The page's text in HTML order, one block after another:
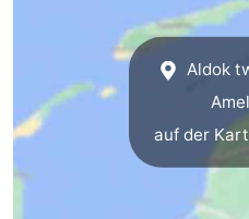
Sehen
Aldok
auf der